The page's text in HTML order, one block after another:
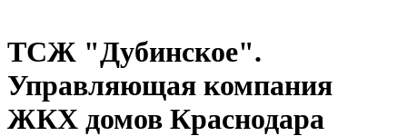
ТСЖ "Дубинское".
Управляющая компания
ЖКХ домов Краснодара